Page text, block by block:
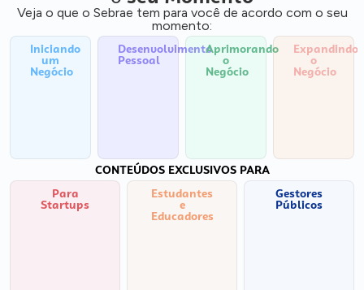
Veja o que o Sebrae tem para você de acordo com o seu
momento:
Iniciando
um
Negócio
Desenvolvimento
Pessoal
Aprimorando
o
Negócio
Expandindo
o
Negócio
CONTEÚDOS EXCLUSIVOS PARA
Para
Startups
Estudantes
e
Educadores
Gestores
Públicos